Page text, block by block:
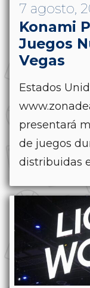
7 agosto,
Konami
Juegos
Vegas
Estados
presentará
de juegos
distribuidas